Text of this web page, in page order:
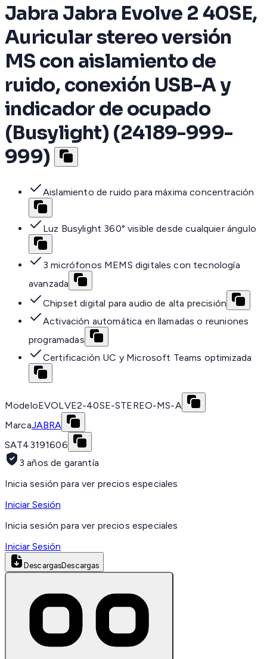
Jabra Jabra Evolve 2 40SE,
Auricular stereo versión
MS con aislamiento de
ruido, conexión USB-A y
indicador de ocupado
(Busylight) (24189-999-
999)
Aislamiento de ruido para máxima concentración
Luz Busylight 360° visible desde cualquier ángulo
3 micrófonos MEMS digitales con tecnología
avanzada
Chipset digital para audio de alta precisión
Activación automática en llamadas o reuniones
programadas
Certificación UC y Microsoft Teams optimizada
ModeloEVOLVE2-40SE-STEREO-MS-A
MarcaJABRA
SAT43191606
3 años de garantía
Inicia sesión para ver precios especiales
Iniciar Sesión
Inicia sesión para ver precios especiales
Iniciar Sesión
DescargasDescargas